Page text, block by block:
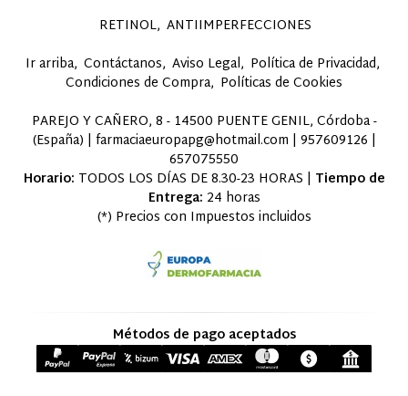
RETINOL ANTIIMPERFECCIONES
Ir arriba Contáctanos Aviso Legal Política de Privacidad
Condiciones de Compra Políticas de Cookies
PAREJO Y CAÑERO, 8 - 14500 PUENTE GENIL, Córdoba -
(España) | farmaciaeuropapg@hotmail.com | 957609126 |
657075550
Horario: TODOS LOS DÍAS DE 8.30-23 HORAS | Tiempo de
Entrega: 24 horas
(*) Precios con Impuestos incluidos
Métodos de pago aceptados